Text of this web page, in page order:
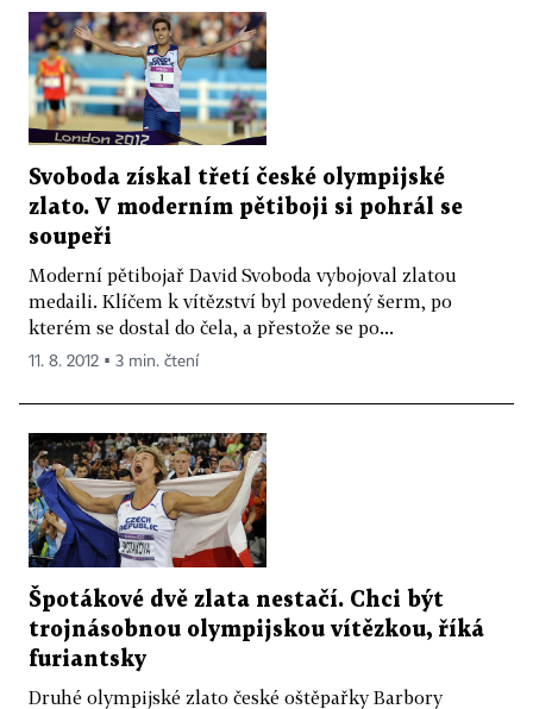
Svoboda získal třetí české olympijské
zlato. V moderním pětiboji si pohrál se
soupeři
Moderní pětibojař David Svoboda vybojoval zlatou
medaili. Klíčem k vítězství byl povedený šerm, po
kterém se dostal do čela, a přestože se po...
11. 8. 2012 ▪ 3 min. čtení
Špotákové dvě zlata nestačí. Chci být
trojnásobnou olympijskou vítězkou, říká
furiantsky
Druhé olympijské zlato české oštěpařky Barbory